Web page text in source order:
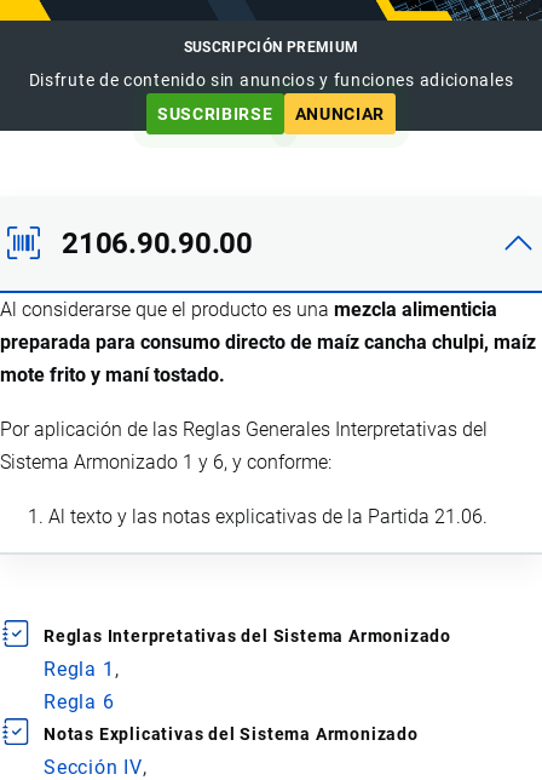
SUSCRIPCIÓN PREMIUM
Disfrute de contenido sin anuncios y funciones adicionales
SUSCRIBIRSE
ANUNCIAR
2106.90.90.00
Al considerarse que el producto es una mezcla alimenticia
preparada para consumo directo de maíz cancha chulpi, maíz
mote frito y maní tostado.
Por aplicación de las Reglas Generales Interpretativas del
Sistema Armonizado 1 y 6, y conforme:
Al texto y las notas explicativas de la Partida 21.06.
Reglas Interpretativas del Sistema Armonizado
Regla 1
Regla 6
Notas Explicativas del Sistema Armonizado
Sección IV